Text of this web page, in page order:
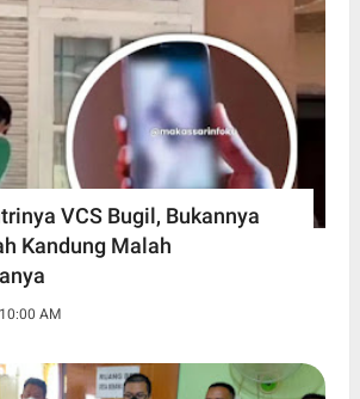
VCS Bugil, Bukannya
Kandung Malah
AM